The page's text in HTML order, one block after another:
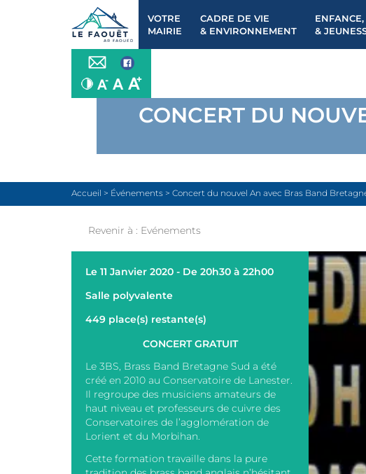
VOTRE
MAIRIE
CADRE DE VIE
& ENVIRONNEMENT
&
CONCERT DU
Accueil > Événements > Concert du nouvel An avec Bras Band
Revenir à : Evénements
Le 11 Janvier 2020 - De 20h30 à 22h00
Salle polyvalente
449 place(s) restante(s)
CONCERT GRATUIT
Le 3BS, Brass Band Bretagne Sud a été
créé en 2010 au Conservatoire de Lanester.
Il regroupe des musiciens amateurs de
haut niveau et professeurs de cuivre des
Conservatoires de l’agglomération de
Lorient et du Morbihan.
Cette formation travaille dans la pure